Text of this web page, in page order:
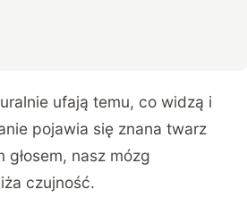
ufają temu, co widzą i
pojawia się znana twarz
głosem, nasz mózg
czujność.